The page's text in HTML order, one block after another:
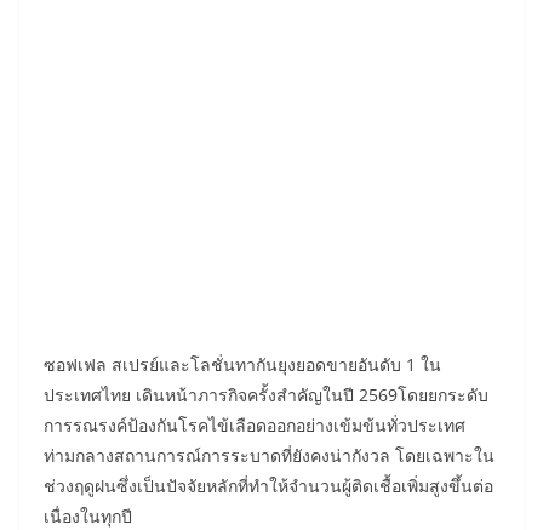
ซอฟเฟล สเปรย์และโลชั่นทากันยุงยอดขายอันดับ 1 ใน
ประเทศไทย เดินหน้าภารกิจครั้งสำคัญในปี 2569โดยยกระดับ
การรณรงค์ป้องกันโรคไข้เลือดออกอย่างเข้มข้นทั่วประเทศ
ท่ามกลางสถานการณ์การระบาดที่ยังคงน่ากังวล โดยเฉพาะใน
ช่วงฤดูฝนซึ่งเป็นปัจจัยหลักที่ทำให้จำนวนผู้ติดเชื้อเพิ่มสูงขึ้นต่อ
เนื่องในทุกปี